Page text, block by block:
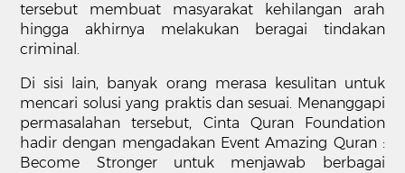
tersebut membuat masyarakat kehilangan arah
hingga akhirnya melakukan beragai tindakan
criminal.
Di sisi lain, banyak orang merasa kesulitan untuk
mencari solusi yang praktis dan sesuai. Menanggapi
permasalahan tersebut, Cinta Quran Foundation
hadir dengan mengadakan Event Amazing Quran :
Become Stronger untuk menjawab berbagai